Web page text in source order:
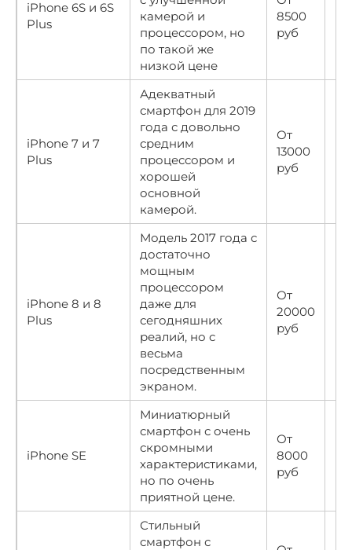
iPhone 6S и 6S
Plus
камерой и
процессором, но
по такой же
низкой цене
8500
руб
iPhone 7 и 7
Plus
Адекватный
смартфон для 2019
года с довольно
средним
процессором и
хорошей
основной
камерой.
От
13000
руб
iPhone 8 и 8
Plus
Модель 2017 года с
достаточно
мощным
процессором
даже для
сегодняшних
реалий, но с
весьма
посредственным
экраном.
От
20000
руб
iPhone SE
Миниатюрный
смартфон с очень
скромными
характеристиками,
но по очень
приятной цене.
От
8000
руб
Стильный
смартфон с